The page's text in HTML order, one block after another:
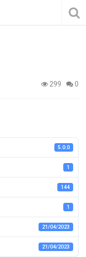
299
0
5.0.0
1
144
1
21/04/2023
21/04/2023